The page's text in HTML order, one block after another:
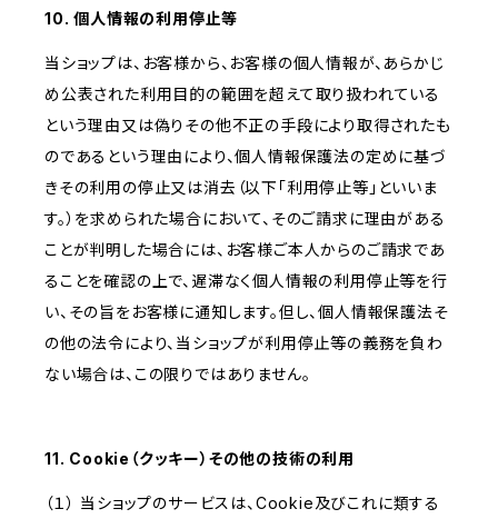
10. 個人情報の利用停止等
当ショップは、お客様から、お客様の個人情報が、あらかじ
め公表された利用目的の範囲を超えて取り扱われている
という理由又は偽りその他不正の手段により取得されたも
のであるという理由により、個人情報保護法の定めに基づ
きその利用の停止又は消去（以下「利用停止等」といいま
す。）を求められた場合において、そのご請求に理由がある
ことが判明した場合には、お客様ご本人からのご請求であ
ることを確認の上で、遅滞なく個人情報の利用停止等を行
い、その旨をお客様に通知します。但し、個人情報保護法そ
の他の法令により、当ショップが利用停止等の義務を負わ
ない場合は、この限りではありません。
11. Cookie（クッキー）その他の技術の利用
（１） 当ショップのサービスは、Cookie及びこれに類する